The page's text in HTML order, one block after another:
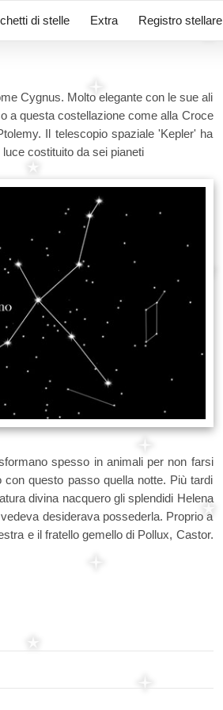
di stelle Extra Registro stellare
Cygnus. Molto elegante con le sue ali
a questa costellazione come alla Croce
Il telescopio spaziale 'Kepler' ha
costituito da sei pianeti
spesso in animali per non farsi
questo passo quella notte. Più tardi
divina nacquero gli splendidi Helena
desiderava possederla. Proprio a
e il fratello gemello di Pollux, Castor.